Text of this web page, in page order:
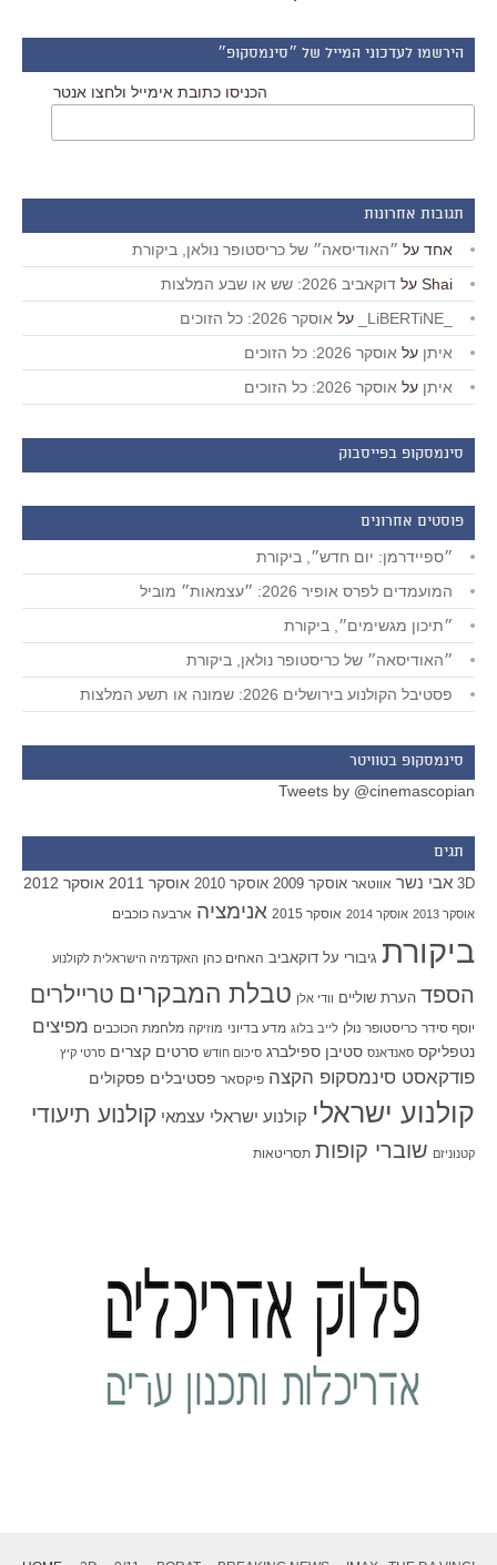
הירשמו לעדכוני המייל של ״סינמסקופ״
הכניסו כתובת אימייל ולחצו אנטר
תגובות אחרונות
אחד על ״האודיסאה״ של כריסטופר נולאן, ביקורת
Shai על דוקאביב 2026: שש או שבע המלצות
על אוסקר 2026: כל הזוכים
איתן על אוסקר 2026: כל הזוכים
איתן על אוסקר 2026: כל הזוכים
סינמסקופ בפייסבוק
פוסטים אחרונים
״ספיידרמן: יום חדש״, ביקורת
המועמדים לפרס אופיר 2026: ״עצמאות״ מוביל
״תיכון מגשימים״, ביקורת
״האודיסאה״ של כריסטופר נולאן, ביקורת
פסטיבל הקולנוע בירושלים 2026: שמונה או תשע המלצות
סינמסקופ בטוויטר
Tweets by @cinemascopian
תגים
3D אבי נשר אווטאר אוסקר 2009 אוסקר 2010 אוסקר 2011 אוסקר 2012
אוסקר 2013 אוסקר 2014 אוסקר 2015 אנימציה ארבעה כוכבים
ביקורת גיבורי על דוקאביב האחים כהן האקדמיה הישראלית לקולנוע
הספד הערת שוליים וודי אלן טבלת המבקרים טריילרים
יוסף סידר כריסטופר נולן לייב בלוג מדע בדיוני מוזיקה מלחמת הכוכבים מפיצים
נטפליקס סאנדאנס סטיבן ספילברג סיכום חודש סרטים קצרים סרטי קיץ
פודקאסט סינמסקופ הקצה פיקסאר פסטיבלים פסקולים
קולנוע ישראלי קולנוע ישראלי עצמאי קולנוע תיעודי
קטנוניזם שוברי קופות תסריטאות